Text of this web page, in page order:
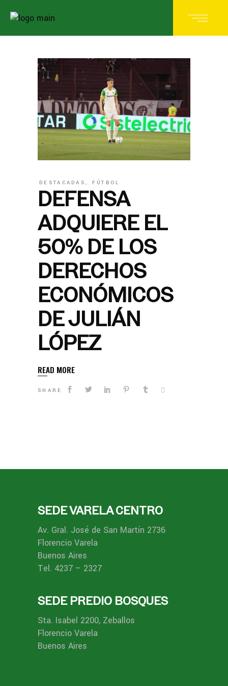
DESTACADAS, FÚTBOL
DEFENSA
ADQUIERE EL
50% DE LOS
DERECHOS
ECONÓMICOS
DE JULIÁN
LÓPEZ
READ MORE
SHARE
SEDE VARELA CENTRO
Av. Gral. José de San Martín 2736
Florencio Varela
Buenos Aires
Tel. 4237 – 2327
SEDE PREDIO BOSQUES
Sta. Isabel 2200, Zeballos
Florencio Varela
Buenos Aires